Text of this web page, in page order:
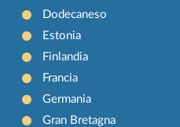
Dodecaneso
Estonia
Finlandia
Francia
Germania
Gran Bretagna